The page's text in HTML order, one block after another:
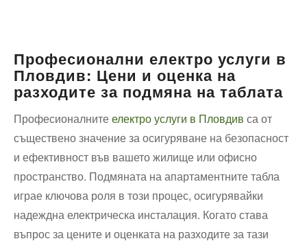
Професионални електро услуги в
Пловдив: Цени и оценка на
разходите за подмяна на таблата
Професионалнитеелектро услуги в Пловдив са от
съществено значение за осигуряване на безопасност
и ефективност във вашето жилище или офисно
пространство. Подмяната на апартаментните табла
играе ключова роля в този процес, осигурявайки
надеждна електрическа инсталация. Когато става
въпрос за цените и оценката на разходите за тази